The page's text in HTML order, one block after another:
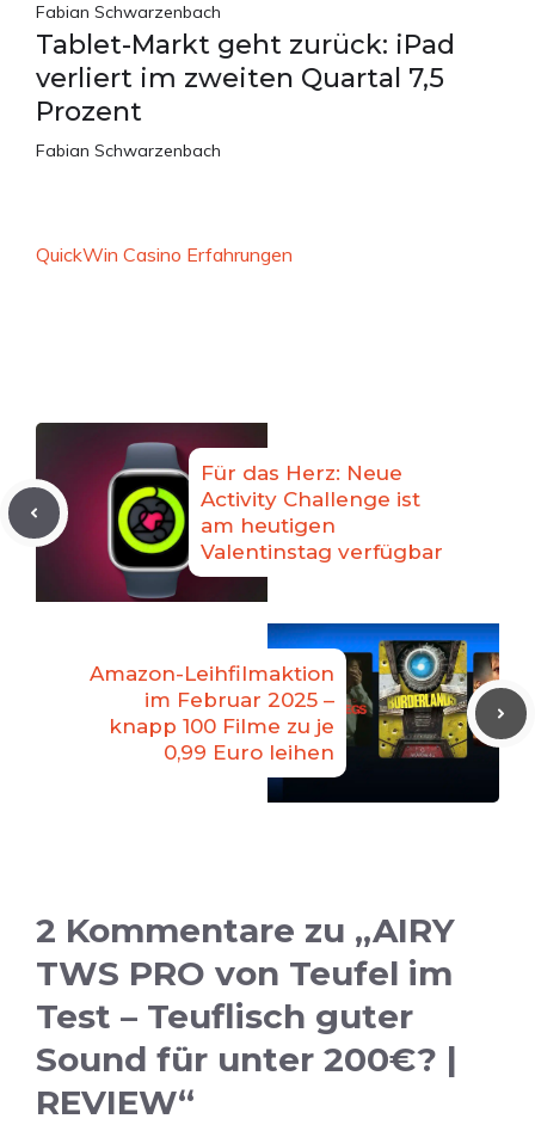
Fabian Schwarzenbach
Tablet-Markt geht zurück: iPad
verliert im zweiten Quartal 7,5
Prozent
Fabian Schwarzenbach
QuickWin Casino Erfahrungen
Für das Herz: Neue
Activity Challenge ist
am heutigen
Valentinstag verfügbar
Amazon-Leihfilmaktion
im Februar 2025 –
knapp 100 Filme zu je
0,99 Euro leihen
2 Kommentare zu „AIRY
TWS PRO von Teufel im
Test – Teuflisch guter
Sound für unter 200€? |
REVIEW“